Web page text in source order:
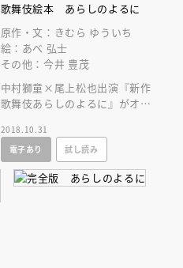
歌舞伎絵本 あらしのよるに
原作・文：きむら ゆういち
絵：あべ 弘士
その他：今井 豊茂
中村獅童×尾上松也出演『新作
歌舞伎あらしのよるに』がオリ
の友情物語×お家騒動で更にド
ラマチックに
2018.10.31
電子あり
試し読み